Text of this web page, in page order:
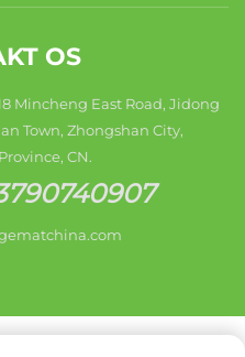
OS
Mincheng East Road, Jidong
Town, Zhongshan City,
CN.